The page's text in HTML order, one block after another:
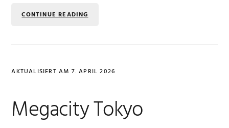
CONTINUE READING
AKTUALISIERT AM 7. APRIL 2026
Megacity Tokyo